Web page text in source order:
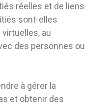
réelles et de liens
sont-elles
au
des personnes ou
à gérer la
et obtenir des